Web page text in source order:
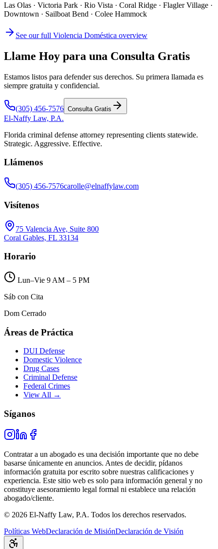
Las Olas · Victoria Park · Rio Vista · Coral Ridge · Flagler Village ·
Downtown · Sailboat Bend · Colee Hammock
See our full Violencia Doméstica overview
Llame Hoy para una Consulta Gratis
Estamos listos para defender sus derechos. Su primera llamada es
siempre gratuita y confidencial.
(305) 456-7576 Consulta Gratis
El-Naffy Law, P.A.
Florida criminal defense attorney representing clients statewide.
Strategic. Aggressive. Effective.
Llámenos
(305) 456-7576carolle@elnaffylaw.com
Visítenos
75 Valencia Ave, Suite 800
Coral Gables, FL 33134
Horario
Lun–Vie 9 AM – 5 PM
Sáb con Cita
Dom Cerrado
Áreas de Práctica
DUI Defense
Domestic Violence
Drug Cases
Criminal Defense
Federal Crimes
View All →
Síganos
Contratar a un abogado es una decisión importante que no debe
basarse únicamente en anuncios. Antes de decidir, pídanos
información gratuita por escrito sobre nuestras calificaciones y
experiencia. Este sitio web es solo para información general y no
constituye asesoramiento legal formal ni establece una relación
abogado/cliente.
© 2026 El-Naffy Law, P.A. Todos los derechos reservados.
Políticas WebDeclaración de MisiónDeclaración de Visión